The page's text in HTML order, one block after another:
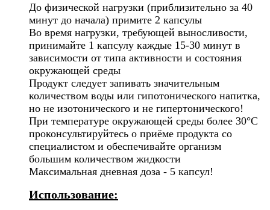
До физической нагрузки (приблизительно за 40
минут до начала) примите 2 капсулы
Во время нагрузки, требующей выносливости,
принимайте 1 капсулу каждые 15-30 минут в
зависимости от типа активности и состояния
окружающей среды
Продукт следует запивать значительным
количеством воды или гипотонического напитка,
но не изотонического и не гипертонического!
При температуре окружающей среды более 30°C
проконсультируйтесь о приёме продукта со
специалистом и обеспечивайте организм
большим количеством жидкости
Максимальная дневная доза - 5 капсул!
Использование: